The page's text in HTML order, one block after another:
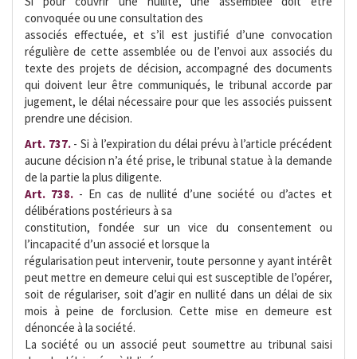
convoquée ou une consultation des
associés effectuée, et s’il est justifié d’une convocation
régulière de cette assemblée ou de l’envoi aux associés du
texte des projets de décision, accompagné des documents
qui doivent leur être communiqués, le tribunal accorde par
jugement, le délai nécessaire pour que les associés puissent
prendre une décision.
Art. 737.- Si à l’expiration du délai prévu à l’article précédent
aucune décision n’a été prise, le tribunal statue à la demande
de la partie la plus diligente.
Art. 738.- En cas de nullité d’une société ou d’actes et
délibérations postérieurs à sa
constitution, fondée sur un vice du consentement ou
l’incapacité d’un associé et lorsque la
régularisation peut intervenir, toute personne y ayant intérêt
peut mettre en demeure celui qui est susceptible de l’opérer,
soit de régulariser, soit d’agir en nullité dans un délai de six
mois à peine de forclusion. Cette mise en demeure est
dénoncée à la société.
La société ou un associé peut soumettre au tribunal saisi